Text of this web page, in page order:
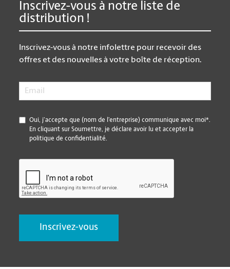
Inscrivez-vous à notre liste de
distribution !
Inscrivez-vous à notre infolettre pour recevoir des
offres et des nouvelles à votre boîte de réception.
Email
*
Oui, j’accepte que (nom de l’entreprise) communique avec moi*.
En cliquant sur Soumettre, je déclare avoir lu et accepter la
politique de confidentialité.